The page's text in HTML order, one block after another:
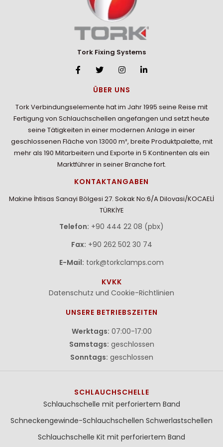
Tork Fixing Systems
ÜBER UNS
Tork Verbindungselemente hat im Jahr 1995 seine Reise mit
Fertigung von Schlauchschellen angefangen und setzt heute
seine Tätigkeiten in einer modernen Anlage in einer
geschlossenen Fläche von 13000 m², breite Produktpalette, mit
mehr als 190 Mitarbeitern und Exporte in 5 Kontinenten als ein
Marktführer in seiner Branche fort.
KONTAKTANGABEN
Makine İhtisas Sanayi Bölgesi 27. Sokak No:6/A Dilovasi/KOCAELİ
TÜRKİYE
Telefon: +90 444 22 08 (pbx)
Fax: +90 262 502 30 74
E-Mail: tork@torkclamps.com
KVKK
Datenschutz und Cookie-Richtlinien
UNSERE BETRIEBSZEITEN
Werktags: 07:00-17:00
Samstags: geschlossen
Sonntags: geschlossen
SCHLAUCHSCHELLE
Schlauchschelle mit perforiertem Band
Schneckengewinde-Schlauchschellen Schwerlastschellen
Schlauchschelle Kit mit perforiertem Band